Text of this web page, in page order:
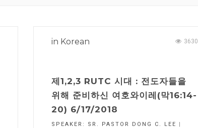
in Korean 3630
제1,2,3 RUTC 시대 : 전도자들을
위해 준비하신 여호와이레(막16:14-
20) 6/17/2018
SPEAKER: SR. PASTOR DONG C. LEE
|